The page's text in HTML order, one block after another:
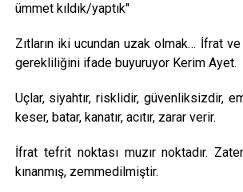
ümmet kıldık/yaptık"
Zıtların iki ucundan uzak olmak… İfrat
gerekliliğini ifade buyuruyor Kerim Ayet.
Uçlar, siyahtır, risklidir, güvenliksizdir,
keser, batar, kanatır, acıtır, zarar verir.
İfrat tefrit noktası muzır noktadır.
kınanmış, zemmedilmiştir.